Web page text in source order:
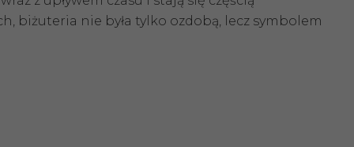
biżuteria nie była tylko ozdobą, lecz symbolem